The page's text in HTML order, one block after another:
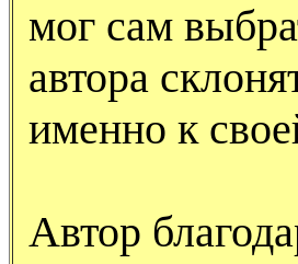
мог сам
автора
именно к
Автор